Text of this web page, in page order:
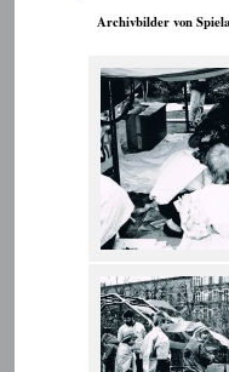
Archivbilder von